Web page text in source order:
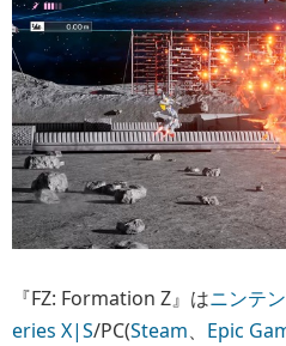
『FZ: Formation Z』はニンテ
eries X|S/PC(Steam、 Epic